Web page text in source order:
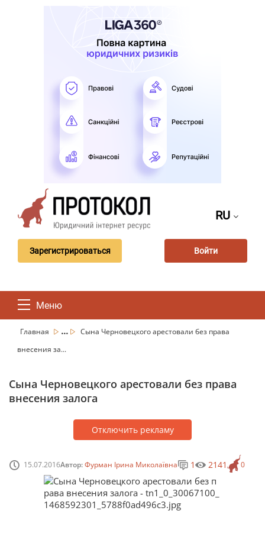
RU
Зарегистрироваться Войти
Меню
Главная ...
Сына Черновецкого арестовали без права
внесения за...
Сына Черновецкого арестовали без права
внесения залога
Отключить рекламу
15.07.2016Автор:Фурман Ірина Миколаївна 0
1 2141